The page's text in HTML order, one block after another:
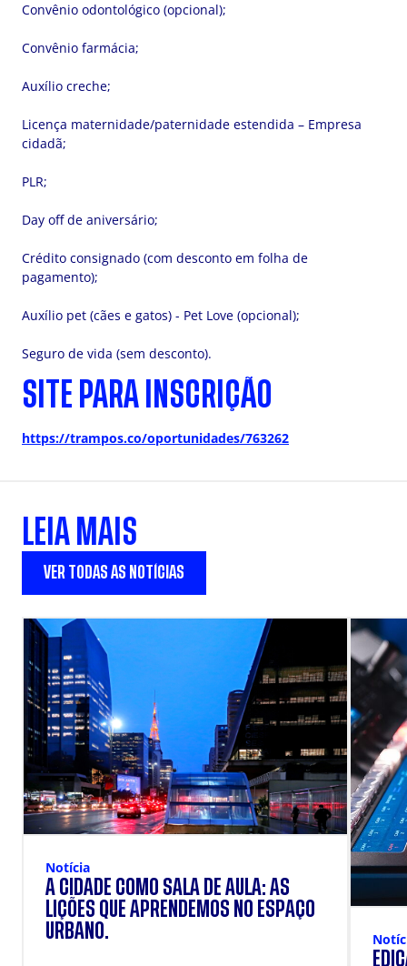
Convênio odontológico (opcional);
Convênio farmácia;
Auxílio creche;
Licença maternidade/paternidade estendida – Empresa
cidadã;
PLR;
Day off de aniversário;
Crédito consignado (com desconto em folha de
pagamento);
Auxílio pet (cães e gatos) - Pet Love (opcional);
Seguro de vida (sem desconto).
SITE PARA INSCRIÇÃO
https://trampos.co/oportunidades/763262
LEIA MAIS
VER TODAS AS NOTÍCIAS
Notícia
A CIDADE COMO SALA DE AULA: AS
LIÇÕES QUE APRENDEMOS NO ESPAÇO
URBANO.